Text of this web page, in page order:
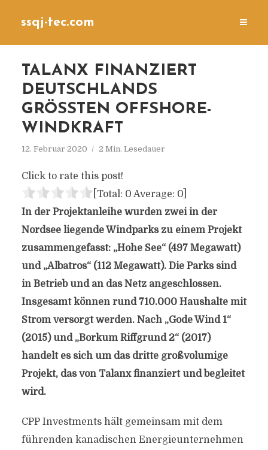
ssqj-tec.com
TALANX FINANZIERT
DEUTSCHLANDS
GRÖSSTEN OFFSHORE-W
INDKRAFT
12. Februar 2020 2 Min. Lesedauer
Click to rate this post!
[Total: 0 Average: 0]
In der Projektanleihe wurden zwei in der
Nordsee liegende Windparks zu einem Projekt
zusammengefasst: „Hohe See“ (497 Megawatt)
und „Albatros“ (112 Megawatt). Die Parks sind
in Betrieb und an das Netz angeschlossen.
Insgesamt können rund 710.000 Haushalte mit
Strom versorgt werden. Nach „Gode Wind 1“
(2015) und „Borkum Riffgrund 2“ (2017)
handelt es sich um das dritte großvolumige
Projekt, das von Talanx finanziert und begleitet
wird.
CPP Investments hält gemeinsam mit dem
führenden kanadischen Energieunternehmen